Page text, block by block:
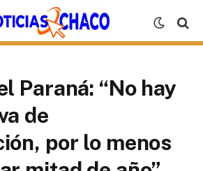
Paraná: “No hay
de
por lo menos